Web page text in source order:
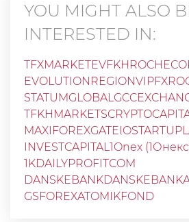
YOU MIGHT ALSO
INTERESTED IN:
TFXMARKETEVFKH
EVOLUTIONREGION
STATUMGLOBAL
TFKHMARKETS
MAXIFOREXGATEIO
INVESTCAPITAL1Onex
1KDAILYPROFITCOM
GSFOREXATOMIKFOND